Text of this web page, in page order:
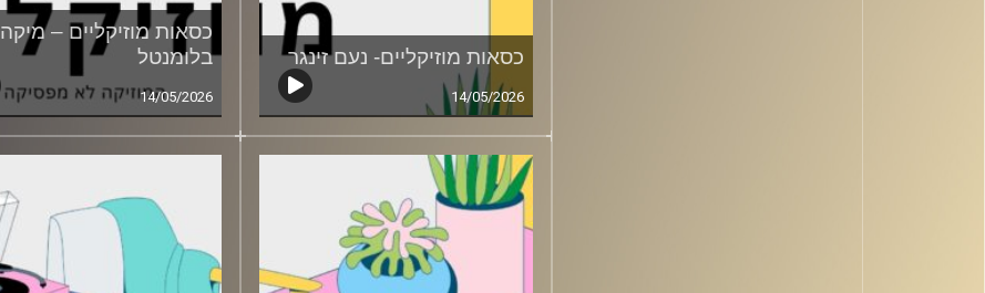
כסאות מוזיקליים- נעם זינגר
14/05/2026
כסאות מוזיקליים – מיקה
בלומנטל
14/05/2026